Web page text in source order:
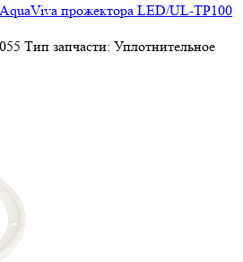
прожектора LED/UL-TP100
Тип запчасти: Уплотнительное